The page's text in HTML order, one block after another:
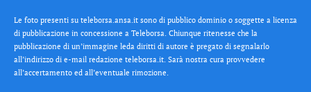
Le foto presenti su teleborsa.ansa.it sono di pubblico dominio o soggette a licenza
di pubblicazione in concessione a Teleborsa. Chiunque ritenesse che la
pubblicazione di un’immagine leda diritti di autore è pregato di segnalarlo
all’indirizzo di e-mail redazione teleborsa.it. Sarà nostra cura provvedere
all’accertamento ed all’eventuale rimozione.